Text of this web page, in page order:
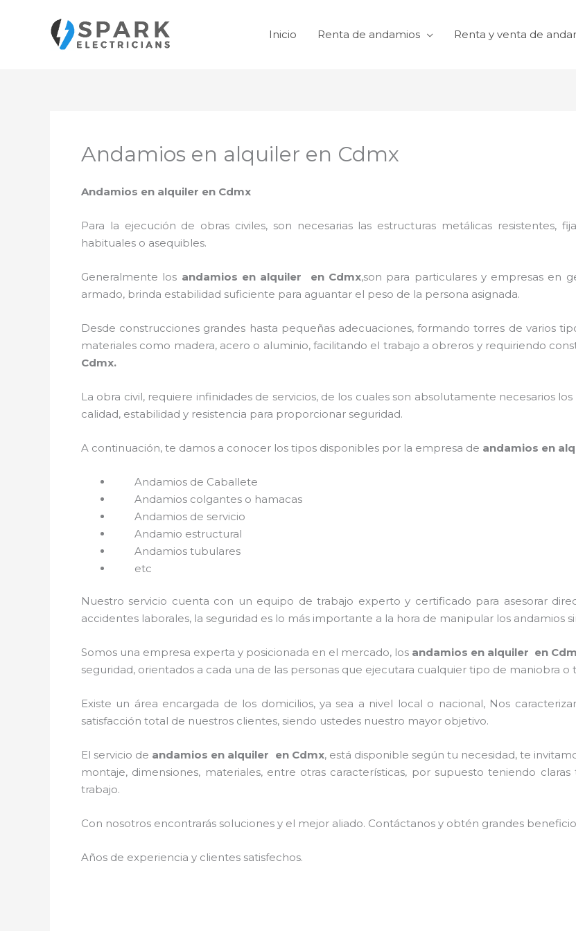
contenido
Inicio Renta de andamios Renta y venta de
Andamios en alquiler en Cdmx
Andamios en alquiler en Cdmx
Para la ejecución de obras civiles, son necesarias las estructuras metálicas resistentes,
habituales o asequibles.
Generalmente los andamios en alquiler en Cdmx,son para particulares y empresas en
armado, brinda estabilidad suficiente para aguantar el peso de la persona asignada.
Desde construcciones grandes hasta pequeñas adecuaciones, formando torres de varios
materiales como madera, acero o aluminio, facilitando el trabajo a obreros y requiriendo
Cdmx.
La obra civil, requiere infinidades de servicios, de los cuales son absolutamente necesarios
calidad, estabilidad y resistencia para proporcionar seguridad.
A continuación, te damos a conocer los tipos disponibles por la empresa de andamios en
Andamios de Caballete
Andamios colgantes o hamacas
Andamios de servicio
Andamio estructural
Andamios tubulares
etc
Nuestro servicio cuenta con un equipo de trabajo experto y certificado para asesorar
accidentes laborales, la seguridad es lo más importante a la hora de manipular los andamios
Somos una empresa experta y posicionada en el mercado, los andamios en alquiler en
seguridad, orientados a cada una de las personas que ejecutara cualquier tipo de maniobra o
Existe un área encargada de los domicilios, ya sea a nivel local o nacional, Nos
satisfacción total de nuestros clientes, siendo ustedes nuestro mayor objetivo.
El servicio de andamios en alquiler en Cdmx, está disponible según tu necesidad, te
montaje, dimensiones, materiales, entre otras características, por supuesto teniendo
trabajo.
Con nosotros encontrarás soluciones y el mejor aliado. Contáctanos y obtén grandes
Años de experiencia y clientes satisfechos.